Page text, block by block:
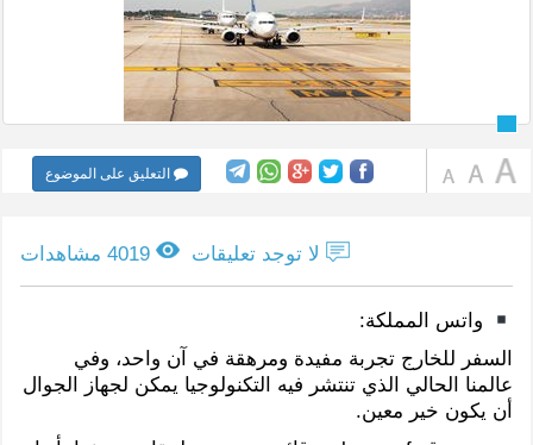
التعليق على الموضوع
لا توجد تعليقات 4019 مشاهدات
واتس المملكة:
السفر للخارج تجربة مفيدة ومرهقة في آن واحد، وفي
عالمنا الحالي الذي تنتشر فيه التكنولوجيا يمكن لجهاز الجوال
أن يكون خير معين.